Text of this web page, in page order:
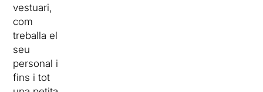
vestuari,
com
treballa el
seu
personal i
fins i tot